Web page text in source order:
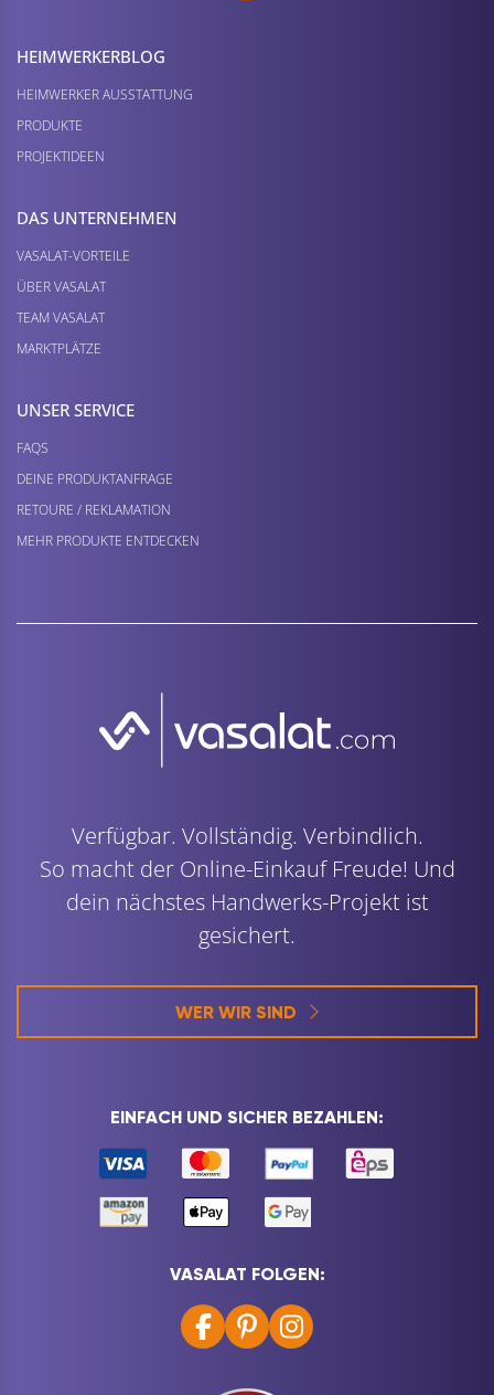
HEIMWERKER­BLOG
HEIMWERKER AUSSTATTUNG
PRODUKTE
PROJEKTIDEEN
DAS UNTERNEHMEN
VASALAT-VORTEILE
ÜBER VASALAT
TEAM VASALAT
MARKTPLÄTZE
UNSER SERVICE
FAQS
DEINE PRODUKTANFRAGE
RETOURE / REKLAMATION
MEHR PRODUKTE ENTDECKEN
Verfügbar. Vollständig. Verbindlich.
So macht der Online-Einkauf Freude! Und
dein nächstes Handwerks-Projekt ist
gesichert.
WER WIR SIND
EINFACH UND SICHER BEZAHLEN:
VASALAT FOLGEN: